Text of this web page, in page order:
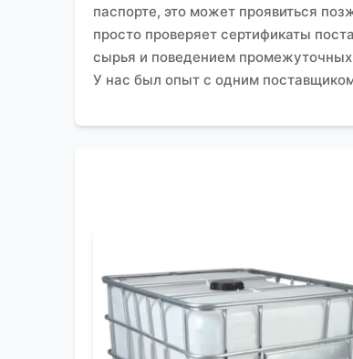
паспорте, это может проявиться
просто проверяет сертификаты
сырья и поведением промежуточных
У нас был опыт с одним
цехе, хоть и контролируемая, все
у поставщика не был достаточно
запас по стабильности.
Технологические нюансы: между
Сам процесс синтеза — это не
Можно получить нужное среднее